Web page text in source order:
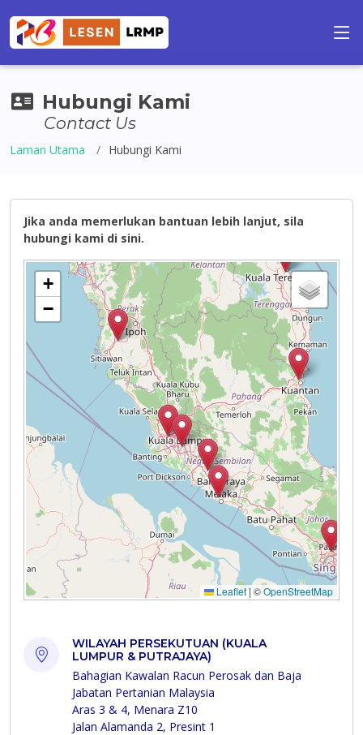
Hubungi Kami
Contact Us
Laman Utama Hubungi Kami
Jika anda memerlukan bantuan lebih lanjut, sila
hubungi kami di sini.
WILAYAH PERSEKUTUAN (KUALA
LUMPUR & PUTRAJAYA)
Bahagian Kawalan Racun Perosak dan Baja
Jabatan Pertanian Malaysia
Aras 3 & 4, Menara Z10
Jalan Alamanda 2, Presint 1